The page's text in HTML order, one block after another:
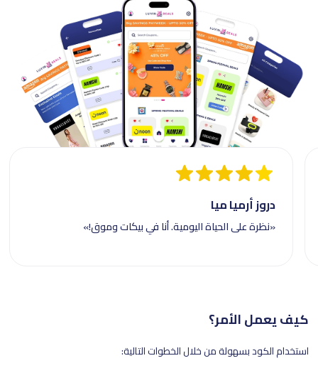
دروز أرميا ميا
«نظرة على الحياة اليومية. أنا في بيكات وموق!»
كيف يعمل الأمر؟
استخدام الكود بسهولة من خلال الخطوات التالية: